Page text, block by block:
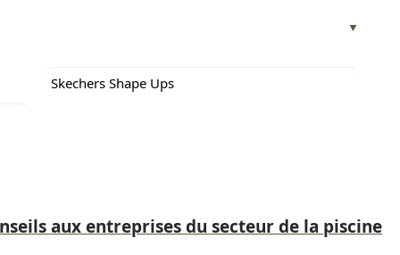
Skechers Shape Ups
aux entreprises du secteur de la piscine